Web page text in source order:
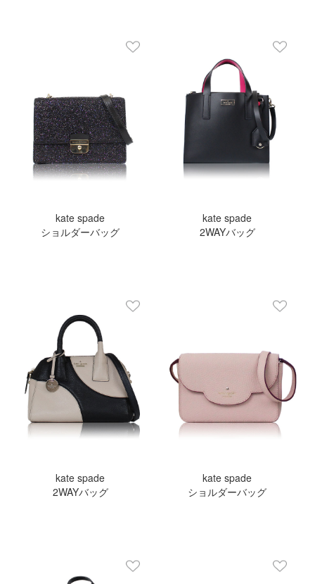
kate spade
ショルダーバッグ
kate spade
2WAYバッグ
kate spade
2WAYバッグ
kate spade
ショルダーバッグ